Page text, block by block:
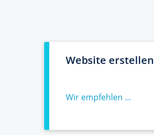
Website erstellen
Wir empfehlen ...